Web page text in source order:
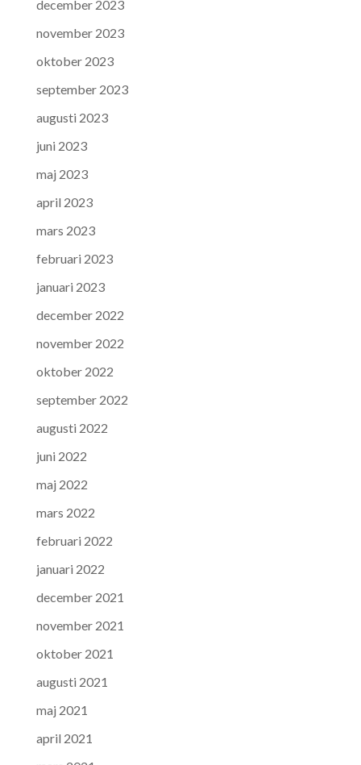
december 2023
november 2023
oktober 2023
september 2023
augusti 2023
juni 2023
maj 2023
april 2023
mars 2023
februari 2023
januari 2023
december 2022
november 2022
oktober 2022
september 2022
augusti 2022
juni 2022
maj 2022
mars 2022
februari 2022
januari 2022
december 2021
november 2021
oktober 2021
augusti 2021
maj 2021
april 2021